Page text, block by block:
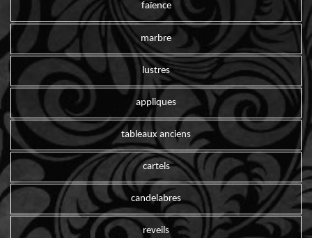
faïence
marbre
lustres
appliques
tableaux anciens
cartels
candelabres
reveils